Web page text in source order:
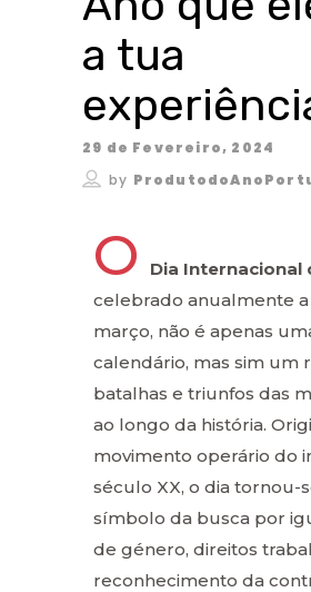
a tua
29 de Fevereiro, 2024
by
O Dia Internacional
celebrado anualmente a
março, não é apenas
calendário, mas sim um
batalhas e triunfos das
ao longo da história.
movimento operário do
século XX, o dia tornou-
símbolo da busca por
de género, direitos
reconhecimento da